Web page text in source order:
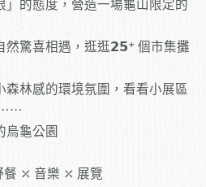
」的態度，營造一場龜山限定的
然驚喜相遇 ， 逛逛𝟮𝟱⁺ 個市集攤
森林感的環境氛圍 ， 看看小展區
⋯⋯
烏龜公園
⤫ 音樂 ⤫ 展覽